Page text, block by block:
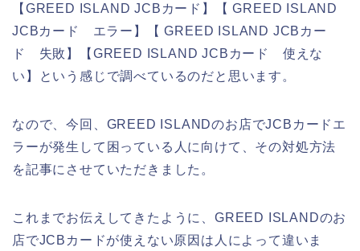
【GREED ISLAND JCBカード】【 GREED ISLAND
JCBカード エラー】【 GREED ISLAND JCBカー
ド 失敗】【GREED ISLAND JCBカード 使えな
い】という感じで調べているのだと思います。
なので、今回、GREED ISLANDのお店でJCBカードエ
ラーが発生して困っている人に向けて、その対処方法
を記事にさせていただきました。
これまでお伝えしてきたように、GREED ISLANDのお
店でJCBカードが使えない原因は人によって違いま